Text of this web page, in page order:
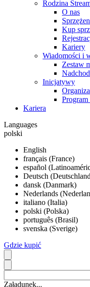
Rodzina
O nas
Kup
Kariery
Wiadomości i
Zestaw
Inicjatywy
Kariera
Languages
polski
English
français (France)
español
Deutsch
dansk (Danmark)
Nederlands
italiano (Italia)
polski (Polska)
português (Brasil)
svenska (Sverige)
Gdzie kupić
Załadunek...